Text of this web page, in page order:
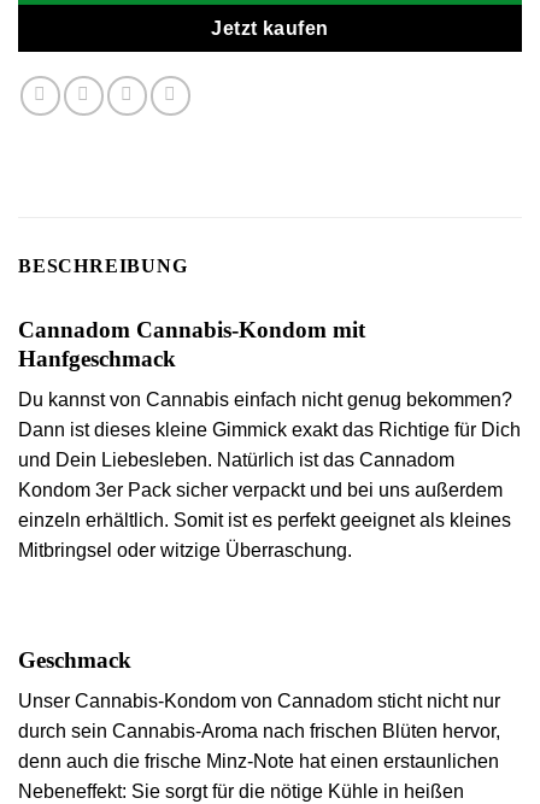
Jetzt kaufen
BESCHREIBUNG
Cannadom Cannabis-Kondom mit
Hanfgeschmack
Du kannst von Cannabis einfach nicht genug bekommen?
Dann ist dieses kleine Gimmick exakt das Richtige für Dich
und Dein Liebesleben. Natürlich ist das Cannadom
Kondom 3er Pack sicher verpackt und bei uns außerdem
einzeln erhältlich. Somit ist es perfekt geeignet als kleines
Mitbringsel oder witzige Überraschung.
Geschmack
Unser Cannabis-Kondom von Cannadom sticht nicht nur
durch sein Cannabis-Aroma nach frischen Blüten hervor,
denn auch die frische Minz-Note hat einen erstaunlichen
Nebeneffekt: Sie sorgt für die nötige Kühle in heißen